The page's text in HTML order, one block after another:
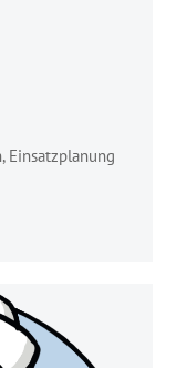
Einsatzplanung